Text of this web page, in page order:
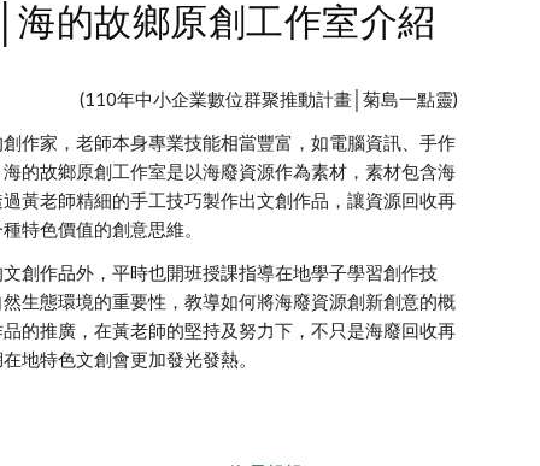
海的故鄉原創工作室介紹
(110年中小企業數位群聚推動計畫│菊島一點靈)
作家，老師本身專業技能相當豐富，如電腦資訊、手作
的故鄉原創工作室是以海廢資源作為素材，素材包含海
黃老師精細的手工技巧製作出文創作品，讓資源回收再
特色價值的創意思維。
創作品外，平時也開班授課指導在地學子學習創作技
生態環境的重要性，教導如何將海廢資源創新創意的概
的推廣，在黃老師的堅持及努力下，不只是海廢回收再
地特色文創會更加發光發熱。